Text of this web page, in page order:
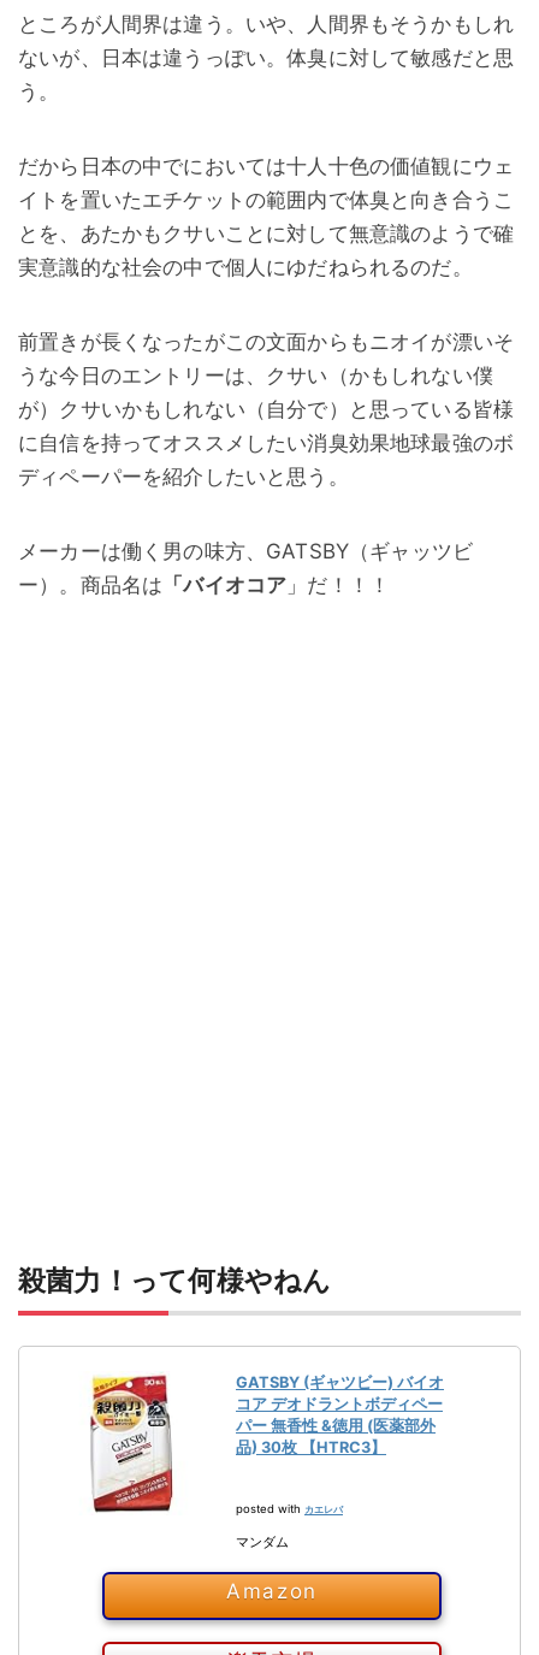
ところが人間界は違う。いや、人間界もそうかもしれ
ないが、日本は違うっぽい。体臭に対して敏感だと思
う。
だから日本の中でにおいては十人十色の価値観にウェ
イトを置いたエチケットの範囲内で体臭と向き合うこ
とを、あたかもクサいことに対して無意識のようで確
実意識的な社会の中で個人にゆだねられるのだ。
前置きが長くなったがこの文面からもニオイが漂いそ
うな今日のエントリーは、クサい（かもしれない僕
が）クサいかもしれない（自分で）と思っている皆様
に自信を持ってオススメしたい消臭効果地球最強のボ
ディペーパーを紹介したいと思う。
メーカーは働く男の味方、GATSBY（ギャッツビ
ー）。商品名は 「バイオコア 」だ！！！
殺菌力！って何様やねん
GATSBY (ギャツビー) バイオ
コア デオドラントボディペー
パー 無香性 &徳用 (医薬部外
品) 30枚 【HTRC3】
posted with カエレバ
マンダム
Amazon